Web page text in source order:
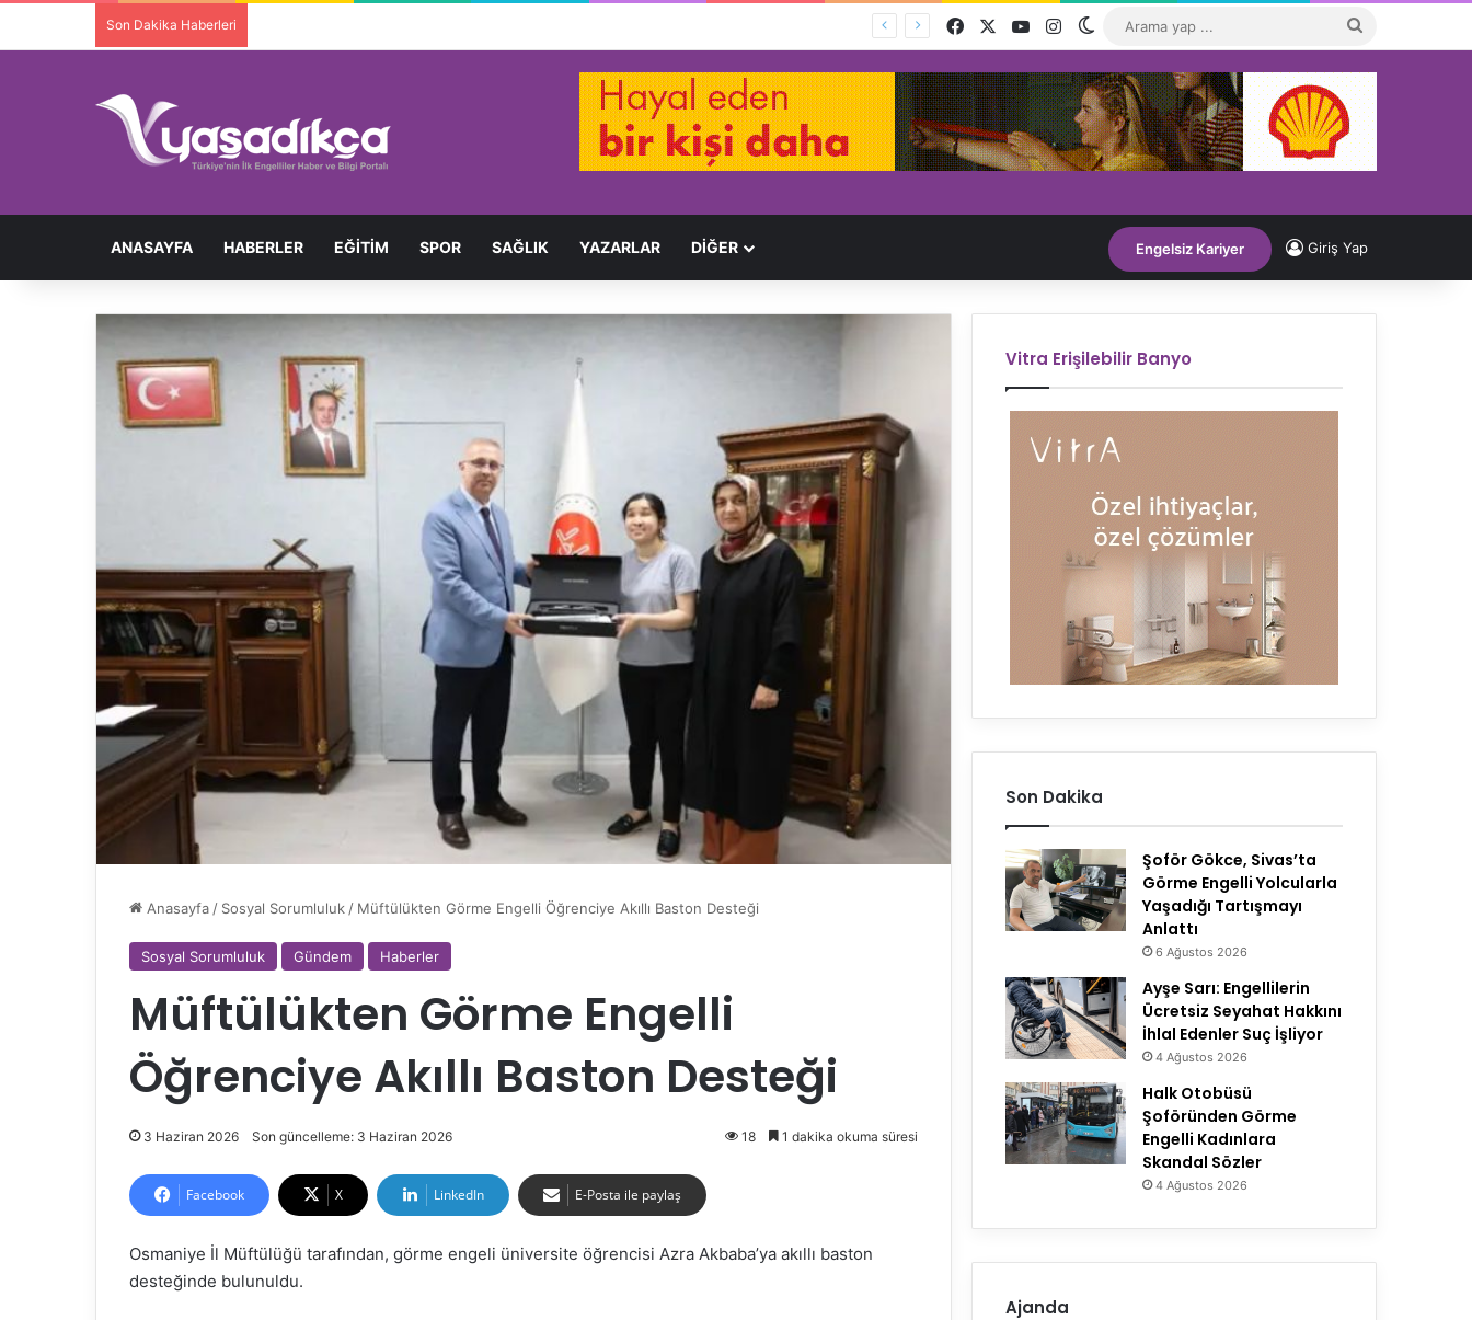
Son Dakika Haberleri Facebook YouTubeInstagramDış görünümü değiştir
...
ANASAYFA HABERLER EĞITIM SPOR SAĞLIK YAZARLAR DİĞER Engelsiz Kariyer Giriş Yap
Anasayfa / Sosyal Sorumluluk / Müftülükten Görme Engelli Öğrenciye Akıllı Baston Desteği
Sosyal Sorumluluk Gündem Haberler
Müftülükten Görme Engelli
Öğrenciye Akıllı Baston Desteği
3 Haziran 2026 Son güncelleme: 3 Haziran 2026 18 1 dakika okuma süresi
Facebook X LinkedIn E-Posta ile paylaş
Osmaniye İl Müftülüğü tarafından, görme engeli üniversite öğrencisi Azra Akbaba’ya akıllı baston
desteğinde bulunuldu.
Vitra Erişilebilir Banyo
Son Dakika
Şoför Gökce, Sivas’ta
Görme Engelli Yolcularla
Yaşadığı Tartışmayı
Anlattı
6 Ağustos 2026
Ayşe Sarı: Engellilerin
Ücretsiz Seyahat Hakkını
İhlal Edenler Suç İşliyor
4 Ağustos 2026
Halk Otobüsü
Şoföründen Görme
Engelli Kadınlara
Skandal Sözler
4 Ağustos 2026
Ajanda